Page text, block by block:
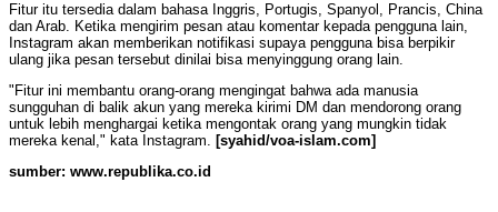
Fitur itu tersedia dalam bahasa Inggris, Portugis, Spanyol, Prancis, China
dan Arab. Ketika mengirim pesan atau komentar kepada pengguna lain,
Instagram akan memberikan notifikasi supaya pengguna bisa berpikir
ulang jika pesan tersebut dinilai bisa menyinggung orang lain.
"Fitur ini membantu orang-orang mengingat bahwa ada manusia
sungguhan di balik akun yang mereka kirimi DM dan mendorong orang
untuk lebih menghargai ketika mengontak orang yang mungkin tidak
mereka kenal," kata Instagram. [syahid/voa-islam.com]
sumber: www.republika.co.id